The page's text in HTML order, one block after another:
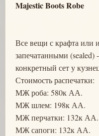
Majestic Boots Robe
Все вещи с крафта или
запечатанными (sealed)
конкретный сет у
Стоимость распечатки:
МЖ роба: 580к АА.
МЖ шлем: 198к АА.
МЖ перчатки: 132к АА.
МЖ сапоги: 132к АА.